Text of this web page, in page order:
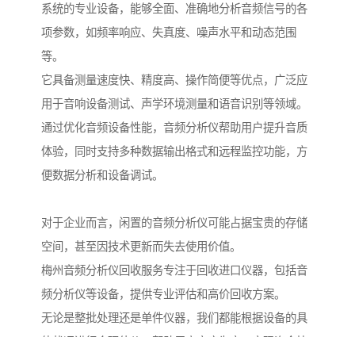
系统的专业设备，能够全面、准确地分析音频信号的各
项参数，如频率响应、失真度、噪声水平和动态范围
等。
它具备测量速度快、精度高、操作简便等优点，广泛应
用于音响设备测试、声学环境测量和语音识别等领域。
通过优化音频设备性能，音频分析仪帮助用户提升音质
体验，同时支持多种数据输出格式和远程监控功能，方
便数据分析和设备调试。
对于企业而言，闲置的音频分析仪可能占据宝贵的存储
空间，甚至因技术更新而失去使用价值。
梅州音频分析仪回收服务专注于回收进口仪器，包括音
频分析仪等设备，提供专业评估和高价回收方案。
无论是整批处理还是单件仪器，我们都能根据设备的具